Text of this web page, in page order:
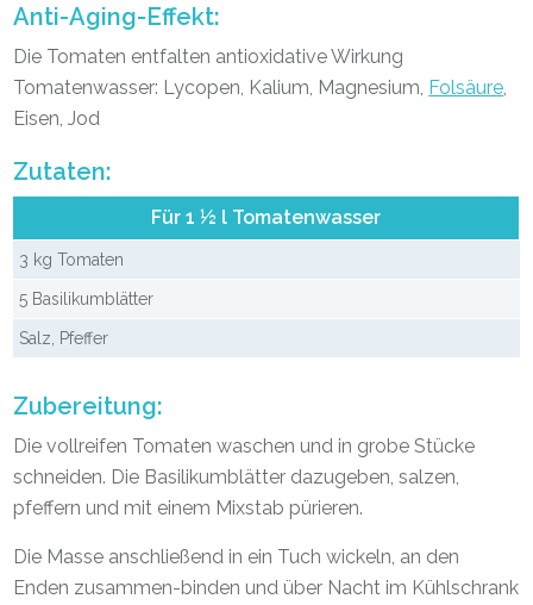
Anti-Aging-Effekt:
Die Tomaten entfalten antioxidative Wirkung
Tomatenwasser: Lycopen, Kalium, Magnesium, Folsäure,
Eisen, Jod
Zutaten:
Für 1 ½ l Tomatenwasser
3 kg Tomaten
5 Basilikumblätter
Salz, Pfeffer
Zubereitung:
Die vollreifen Tomaten waschen und in grobe Stücke
schneiden. Die Basilikumblätter dazugeben, salzen,
pfeffern und mit einem Mixstab pürieren.
Die Masse anschließend in ein Tuch wickeln, an den
Enden zusammen-binden und über Nacht im Kühlschrank